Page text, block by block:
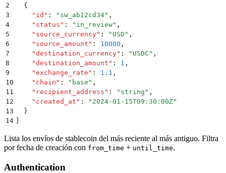
2
  {
3
    "
id " : " sw_ab12cd34" ,
4
    "
status " : " in_review" ,
5
    "
source_currency" : " USD " ,
6
    "
source_amount " : 10000 ,
7
    "
destination_currency" : " USDC " ,
8
    "
destination_amount " : 1 ,
9
    "
exchange_rate " : 1.1 ,
10
    "
chain " : " base " ,
11
    "
recipient_address " : " string " ,
12
    "
created_at " : " 2024-01-15T09:30:00Z"
13
  }
14
Lista los envíos de stablecoin del más reciente al más antiguo. Filtra
por fecha de creación con from_time + until_time.
Authentication